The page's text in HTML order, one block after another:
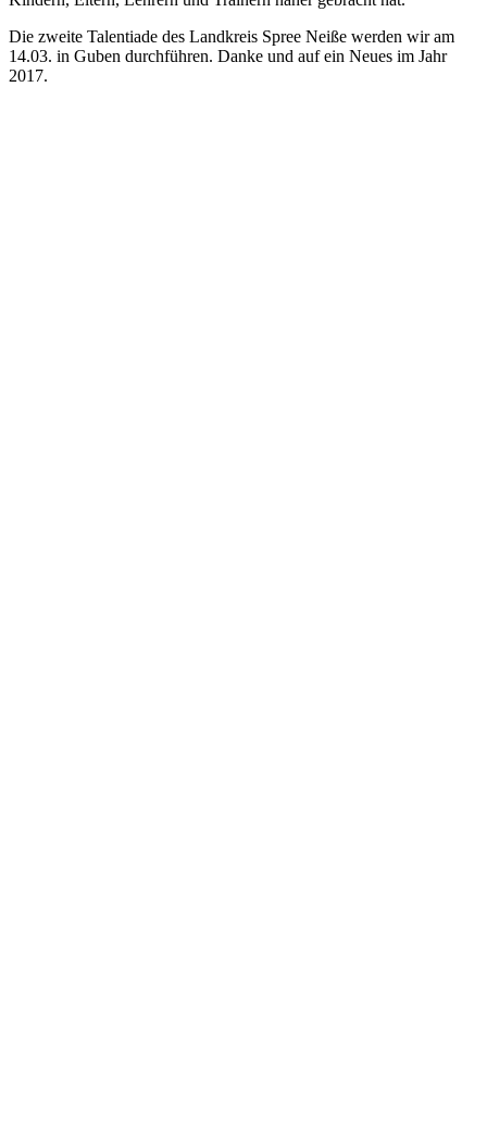
Die zweite Talentiade des Landkreis Spree Neiße werden wir am
14.03. in Guben durchführen. Danke und auf ein Neues im Jahr
2017.